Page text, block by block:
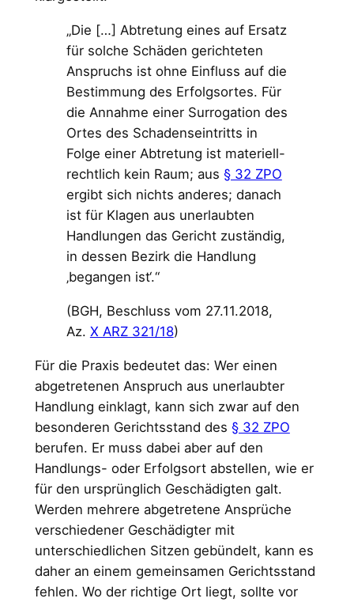
„Die […] Abtretung eines auf Ersatz
für solche Schäden gerichteten
Anspruchs ist ohne Einfluss auf die
Bestimmung des Erfolgsortes. Für
die Annahme einer Surrogation des
Ortes des Schadenseintritts in
Folge einer Abtretung ist materiell-
rechtlich kein Raum; aus § 32 ZPO
ergibt sich nichts anderes; danach
ist für Klagen aus unerlaubten
Handlungen das Gericht zuständig,
in dessen Bezirk die Handlung
‚begangen ist‘.“
(BGH, Beschluss vom 27.11.2018,
Az. X ARZ 321/18)
Für die Praxis bedeutet das: Wer einen
abgetretenen Anspruch aus unerlaubter
Handlung einklagt, kann sich zwar auf den
besonderen Gerichtsstand des § 32 ZPO
berufen. Er muss dabei aber auf den
Handlungs- oder Erfolgsort abstellen, wie er
für den ursprünglich Geschädigten galt.
Werden mehrere abgetretene Ansprüche
verschiedener Geschädigter mit
unterschiedlichen Sitzen gebündelt, kann es
daher an einem gemeinsamen Gerichtsstand
fehlen. Wo der richtige Ort liegt, sollte vor